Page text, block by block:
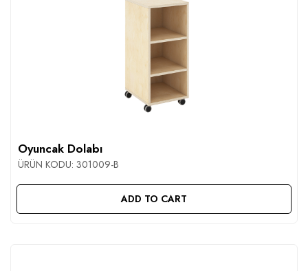
Oyuncak Dolabı
ÜRÜN KODU: 301009-B
ADD TO CART